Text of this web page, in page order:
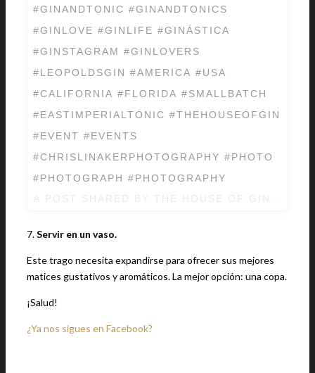
#GINANDTONIC #GINANDTONICS
#GINLOVE #GINLIFE #GINÁSTICA
#GINSTAGRAM #GINLOVERS
#LEOPOLDSGIN #AMERICA #USA
#CALIFORNIA #FLORIDA #SMALLBATCH
#EASTIMPERIALTONIC #THEHOUSEOFGIN
#EVENT #EVENTS
#CHRISLINAKERPHOTOGRAPHY #PHOTO
#PHOTOGRAPH #PHOTOGRAPHY
7.Servir en un vaso.
Este trago necesita expandirse para ofrecer sus mejores
matices gustativos y aromáticos. La mejor opción: una copa.
¡Salud!
¿Ya nos sigues en Facebook?